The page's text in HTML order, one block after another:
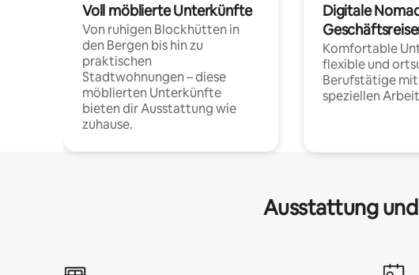
Voll möblierte Unterkünfte
Von ruhigen Blockhütten in
den Bergen bis hin zu
praktischen
Stadtwohnungen – diese
möblierten Unterkünfte
bieten dir Ausstattung wie
zuhause.
Digitale
Komfortable
flexible und
Berufstätige mit
speziellen
Ausstattung